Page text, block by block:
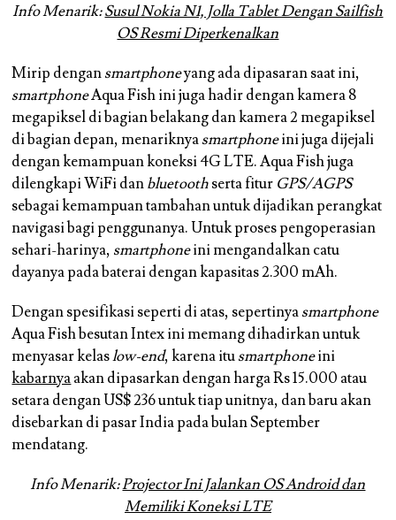
Info Menarik:Susul Nokia N1, Jolla Tablet Dengan Sailfish
OS Resmi Diperkenalkan
Mirip dengansmartphoneyang ada dipasaran saat ini,
smartphoneAqua Fish ini juga hadir dengan kamera 8
megapiksel di bagian belakang dan kamera 2 megapiksel
di bagian depan, menariknyasmartphoneini juga dijejali
dengan kemampuan koneksi 4G LTE. Aqua Fish juga
dilengkapi WiFi danbluetoothserta fitur GPS/AGPS
sebagai kemampuan tambahan untuk dijadikan perangkat
navigasi bagi penggunanya. Untuk proses pengoperasian
sehari-harinya, smartphoneini mengandalkan catu
dayanya pada baterai dengan kapasitas 2.300 mAh.
Dengan spesifikasi seperti di atas, sepertinyasmartphone
Aqua Fish besutan Intex ini memang dihadirkan untuk
menyasar kelaslow-end, karena itusmartphoneini
kabarnyaakan dipasarkan dengan harga Rs 15.000 atau
setara dengan US$ 236 untuk tiap unitnya, dan baru akan
disebarkan di pasar India pada bulan September
mendatang.
Info Menarik:Projector Ini Jalankan OS Android dan
Memiliki Koneksi LTE